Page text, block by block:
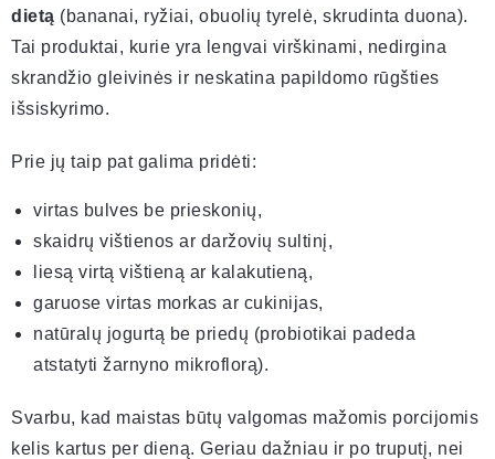
dietą (bananai, ryžiai, obuolių tyrelė, skrudinta duona).
Tai produktai, kurie yra lengvai virškinami, nedirgina
skrandžio gleivinės ir neskatina papildomo rūgšties
išsiskyrimo.
Prie jų taip pat galima pridėti:
virtas bulves be prieskonių,
skaidrų vištienos ar daržovių sultinį,
liesą virtą vištieną ar kalakutieną,
garuose virtas morkas ar cukinijas,
natūralų jogurtą be priedų (probiotikai padeda
atstatyti žarnyno mikroflorą).
Svarbu, kad maistas būtų valgomas mažomis porcijomis
kelis kartus per dieną. Geriau dažniau ir po truputį, nei